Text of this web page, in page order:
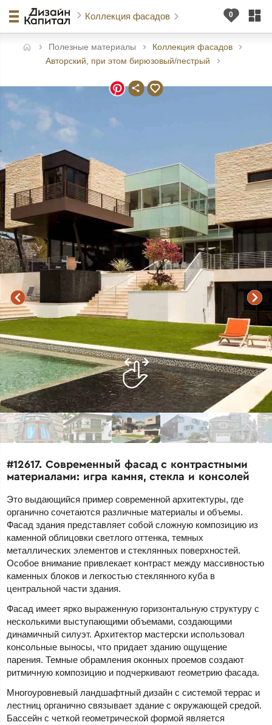
Коллекция фасадов
Полезные материалы
Коллекция фасадов
Авторский, при этом бирюзовый/пестрый
#12617. Современный фасад с контрастными
материалами: игра камня, стекла и консолей
Это выдающийся пример современной архитектуры, где
органично сочетаются различные материалы и объемы.
Фасад здания представляет собой сложную композицию из
каменной облицовки светлого оттенка, темных
металлических элементов и стеклянных поверхностей.
Особое внимание привлекает контраст между массивностью
каменных блоков и легкостью стеклянного куба в
центральной части здания.
Фасад имеет ярко выраженную горизонтальную структуру с
несколькими выступающими объемами, создающими
динамичный силуэт. Архитектор мастерски использовал
консольные выносы, что придает зданию ощущение
парения. Темные обрамления оконных проемов создают
ритмичную композицию и подчеркивают геометрию фасада.
Многоуровневый ландшафтный дизайн с системой террас и
лестниц органично связывает здание с окружающей средой.
Бассейн с четкой геометрической формой является